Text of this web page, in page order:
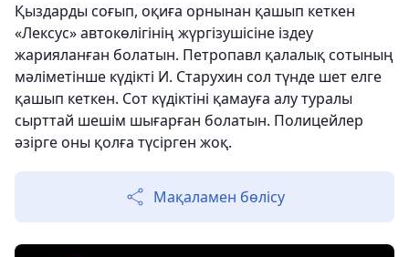
Қыздарды соғып, оқиға орнынан қашып кеткен
«Лексус» автокөлігінің жүргізушісіне іздеу
жарияланған болатын. Петропавл қалалық сотының
мәліметінше күдікті И. Старухин сол түнде шет елге
қашып кеткен. Сот күдіктіні қамауға алу туралы
сырттай шешім шығарған болатын. Полицейлер
әзірге оны қолға түсірген жоқ.
Мақаламен бөлісу